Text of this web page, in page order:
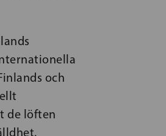
och
de löften